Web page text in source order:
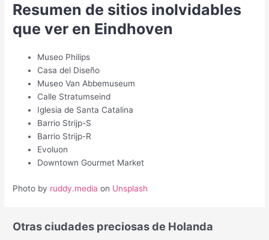
Resumen de sitios inolvidables
que ver en Eindhoven
Museo Philips
Casa del Diseño
Museo Van Abbemuseum
Calle Stratumseind
Iglesia de Santa Catalina
Barrio Strijp-S
Barrio Strijp-R
Evoluon
Downtown Gourmet Market
Photo by ruddy.media on Unsplash
Otras ciudades preciosas de Holanda